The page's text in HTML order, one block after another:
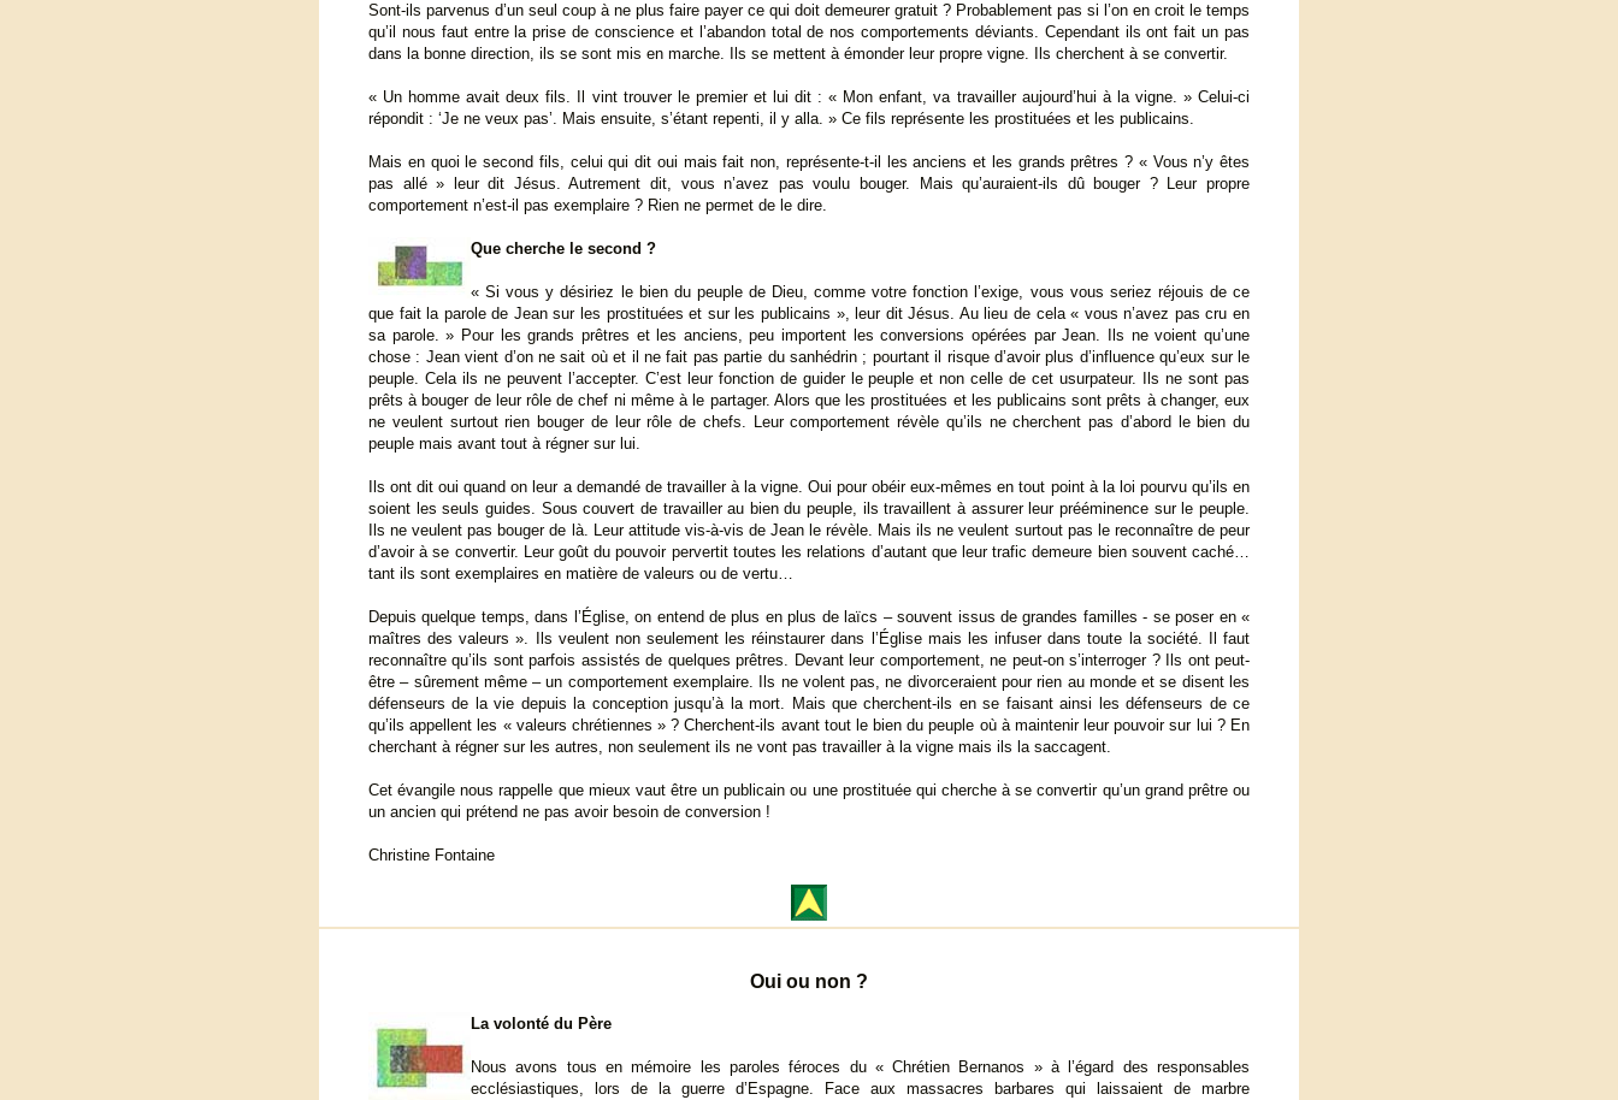
Sont-ils parvenus d’un seul coup à ne plus faire payer ce qui doit demeurer gratuit ? Probablement pas si l’on en croit le temps
qu’il nous faut entre la prise de conscience et l’abandon total de nos comportements déviants. Cependant ils ont fait un pas
dans la bonne direction, ils se sont mis en marche. Ils se mettent à émonder leur propre vigne. Ils cherchent à se convertir.
« Un homme avait deux fils. Il vint trouver le premier et lui dit : « Mon enfant, va travailler aujourd’hui à la vigne. » Celui-ci
répondit : ‘Je ne veux pas’. Mais ensuite, s’étant repenti, il y alla. » Ce fils représente les prostituées et les publicains.
Mais en quoi le second fils, celui qui dit oui mais fait non, représente-t-il les anciens et les grands prêtres ? « Vous n’y êtes
pas allé » leur dit Jésus. Autrement dit, vous n’avez pas voulu bouger. Mais qu’auraient-ils dû bouger ? Leur propre
comportement n’est-il pas exemplaire ? Rien ne permet de le dire.
Que cherche le second ?
« Si vous y désiriez le bien du peuple de Dieu, comme votre fonction l’exige, vous vous seriez réjouis de ce
que fait la parole de Jean sur les prostituées et sur les publicains », leur dit Jésus. Au lieu de cela « vous n’avez pas cru en
sa parole. » Pour les grands prêtres et les anciens, peu importent les conversions opérées par Jean. Ils ne voient qu’une
chose : Jean vient d’on ne sait où et il ne fait pas partie du sanhédrin ; pourtant il risque d’avoir plus d’influence qu’eux sur le
peuple. Cela ils ne peuvent l’accepter. C’est leur fonction de guider le peuple et non celle de cet usurpateur. Ils ne sont pas
prêts à bouger de leur rôle de chef ni même à le partager. Alors que les prostituées et les publicains sont prêts à changer, eux
ne veulent surtout rien bouger de leur rôle de chefs. Leur comportement révèle qu’ils ne cherchent pas d’abord le bien du
peuple mais avant tout à régner sur lui.
Ils ont dit oui quand on leur a demandé de travailler à la vigne. Oui pour obéir eux-mêmes en tout point à la loi pourvu qu’ils en
soient les seuls guides. Sous couvert de travailler au bien du peuple, ils travaillent à assurer leur prééminence sur le peuple.
Ils ne veulent pas bouger de là. Leur attitude vis-à-vis de Jean le révèle. Mais ils ne veulent surtout pas le reconnaître de peur
d’avoir à se convertir. Leur goût du pouvoir pervertit toutes les relations d’autant que leur trafic demeure bien souvent caché…
tant ils sont exemplaires en matière de valeurs ou de vertu…
Depuis quelque temps, dans l’Église, on entend de plus en plus de laïcs – souvent issus de grandes familles - se poser en «
maîtres des valeurs ». Ils veulent non seulement les réinstaurer dans l’Église mais les infuser dans toute la société. Il faut
reconnaître qu’ils sont parfois assistés de quelques prêtres. Devant leur comportement, ne peut-on s’interroger ? Ils ont peut-
être – sûrement même – un comportement exemplaire. Ils ne volent pas, ne divorceraient pour rien au monde et se disent les
défenseurs de la vie depuis la conception jusqu’à la mort. Mais que cherchent-ils en se faisant ainsi les défenseurs de ce
qu’ils appellent les « valeurs chrétiennes » ? Cherchent-ils avant tout le bien du peuple où à maintenir leur pouvoir sur lui ? En
cherchant à régner sur les autres, non seulement ils ne vont pas travailler à la vigne mais ils la saccagent.
Cet évangile nous rappelle que mieux vaut être un publicain ou une prostituée qui cherche à se convertir qu’un grand prêtre ou
un ancien qui prétend ne pas avoir besoin de conversion !
Christine Fontaine
Oui ou non ?
La volonté du Père
Nous avons tous en mémoire les paroles féroces du « Chrétien Bernanos » à l’égard des responsables
ecclésiastiques, lors de la guerre d’Espagne. Face aux massacres barbares qui laissaient de marbre